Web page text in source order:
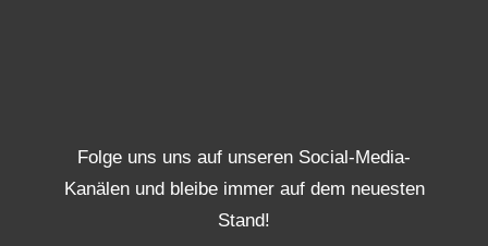
Folge uns uns auf unseren Social-Media-
Kanälen und bleibe immer auf dem neuesten
Stand!